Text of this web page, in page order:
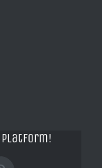
Platform!